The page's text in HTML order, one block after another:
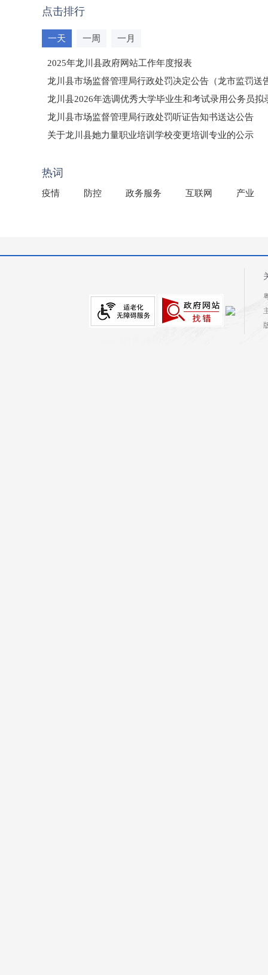
点击排行
一天 一周 一月
2025年龙川县政府网站工作年度报表
龙川县市场监督管理局行政处罚决定公告（龙市监罚送
龙川县2026年选调优秀大学毕业生和考试录用公务员拟
龙川县市场监督管理局行政处罚听证告知书送达公告
（龙市监罚送告〔2026〕71号）
关于龙川县她力量职业培训学校变更培训专业的公示
热词
疫情 防控 政务服务 互联网 产业